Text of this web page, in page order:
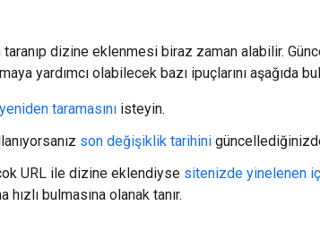
taranıp dizine eklenmesi biraz zaman alabilir.
yardımcı olabilecek bazı ipuçlarını aşağıda
taramasını isteyin.
son değişiklik tarihini
URL ile dizine eklendiyse sitenizde yinelenen
hızlı bulmasına olanak tanır.